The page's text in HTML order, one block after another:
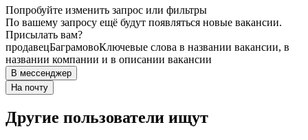
Попробуйте изменить запрос или фильтры
По вашему запросу ещё будут появляться новые вакансии.
Присылать вам?
продавецБаграмовоКлючевые слова в названии вакансии, в
названии компании и в описании вакансии
В мессенджер
На почту
Другие пользователи ищут